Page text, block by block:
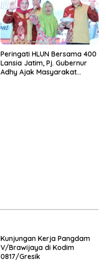
Peringati HLUN Bersama 400
Lansia Jatim, Pj. Gubernur
Adhy Ajak Masyarakat
Kunjungan Kerja Pangdam
V/Brawijaya di Kodim
0817/Gresik